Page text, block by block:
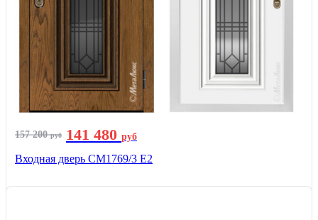
157 200руб 141 480 руб
Входная дверь СМ1769/3 Е2